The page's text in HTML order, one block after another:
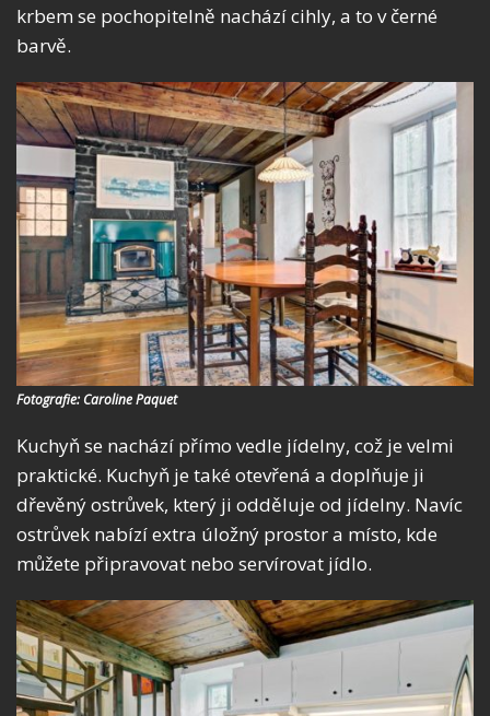
krbem se pochopitelně nachází cihly, a to v černé
barvě.
Fotografie: Caroline Paquet
Kuchyň se nachází přímo vedle jídelny, což je velmi
praktické. Kuchyň je také otevřená a doplňuje ji
dřevěný ostrůvek, který ji odděluje od jídelny. Navíc
ostrůvek nabízí extra úložný prostor a místo, kde
můžete připravovat nebo servírovat jídlo.